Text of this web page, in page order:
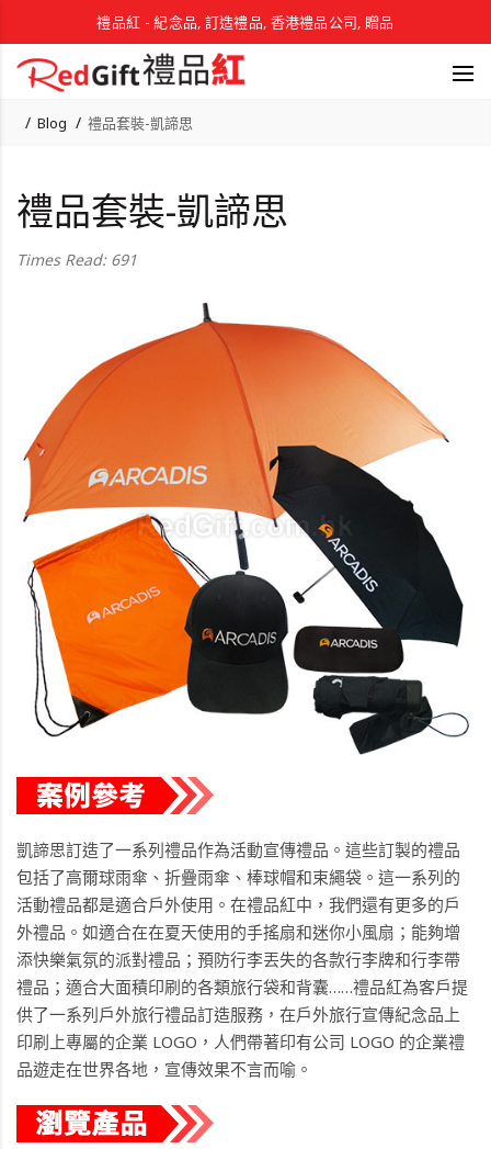
禮品紅 - 紀念品, 訂造禮品, 香港禮品公司, 贈品
Blog 禮品套裝-凱諦思
禮品套裝-凱諦思
Times Read: 691
凱諦思訂造了一系列禮品作為活動宣傳禮品。這些訂製的禮品
包括了高爾球雨傘、折疊雨傘、棒球帽和束繩袋。這一系列的
活動禮品都是適合戶外使用。在禮品紅中，我們還有更多的戶
外禮品。如適合在在夏天使用的手搖扇和迷你小風扇；能夠增
添快樂氣氛的派對禮品；預防行李丟失的各款行李牌和行李帶
禮品；適合大面積印刷的各類旅行袋和背囊……禮品紅為客戶提
供了一系列戶外旅行禮品訂造服務，在戶外旅行宣傳紀念品上
印刷上專屬的企業 LOGO，人們帶著印有公司 LOGO 的企業禮
品遊走在世界各地，宣傳效果不言而喻。